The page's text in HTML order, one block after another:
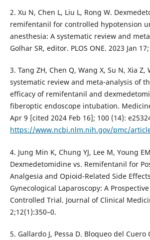
2. Xu N, Chen L, Liu L, Rong W.
remifentanil for controlled hypotension
anesthesia: A systematic review and
Golhar SR, editor. PLOS ONE. 2023 Jan
3. Tang ZH, Chen Q, Wang X, Su N, Xia Z,
systematic review and meta-analysis of
efficacy of remifentanil and
fiberoptic endoscope intubation.
Apr 9 [cited 2024 Feb 16]; 100 (14):
https://www.ncbi.nlm.nih.gov/pmc/
4. Jung Min K, Chung YJ, Lee M, Young
Dexmedetomidine vs. Remifentanil for
Analgesia and Opioid-Related Side
Gynecological Laparoscopy: A
Controlled Trial. Journal of Clinical
2;12(1):350–0.
5. Gallardo J, Pessa D. Bloqueo del Cuero